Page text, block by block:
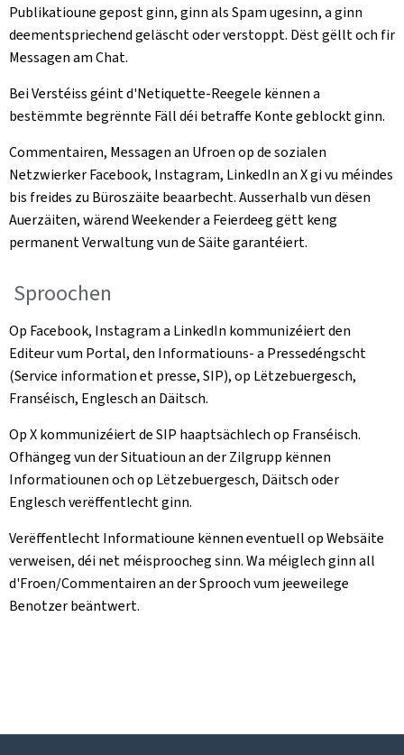
Publikatioune gepost ginn, ginn als Spam ugesinn, a ginn
deementspriechend geläscht oder verstoppt. Dëst gëllt och fir
Messagen am Chat.
Bei Verstéiss géint d'Netiquette-Reegele kënnen a
bestëmmte begrënnte Fäll déi betraffe Konte geblockt ginn.
Commentairen, Messagen an Ufroen op de sozialen
Netzwierker Facebook, Instagram, LinkedIn an X gi vu méindes
bis freides zu Büroszäite beaarbecht. Ausserhalb vun dësen
Auerzäiten, wärend Weekender a Feierdeeg gëtt keng
permanent Verwaltung vun de Säite garantéiert.
Sproochen
Op Facebook, Instagram a LinkedIn kommunizéiert den
Editeur vum Portal, den Informatiouns- a Pressedéngscht
(Service information et presse, SIP), op Lëtzebuergesch,
Franséisch, Englesch an Däitsch.
Op X kommunizéiert de SIP haaptsächlech op Franséisch.
Ofhängeg vun der Situatioun an der Zilgrupp kënnen
Informatiounen och op Lëtzebuergesch, Däitsch oder
Englesch verëffentlecht ginn.
Verëffentlecht Informatioune kënnen eventuell op Websäite
verweisen, déi net méisproocheg sinn. Wa méiglech ginn all
d'Froen/Commentairen an der Sprooch vum jeeweilege
Benotzer beäntwert.